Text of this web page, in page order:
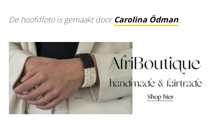
De hoofdfoto is gemaakt doorCarolina Ödman.